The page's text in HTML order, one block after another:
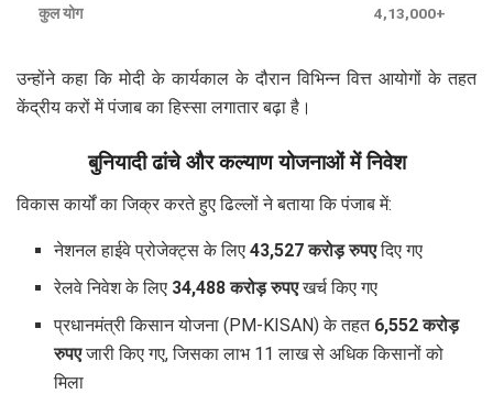
कुल योग 4,13,000+
उन्होंने कहा कि मोदी के कार्यकाल के दौरान विभिन्न वित्त आयोगों के तहत
केंद्रीय करों में पंजाब का हिस्सा लगातार बढ़ा है।
बुनियादी ढांचे और कल्याण योजनाओं में निवेश
विकास कार्यों का जिक्र करते हुए ढिल्लों ने बताया कि पंजाब में:
नेशनल हाईवे प्रोजेक्ट्स के लिए43,527 करोड़ रुपएदिए गए
रेलवे निवेश के लिए 34,488 करोड़ रुपएखर्च किए गए
प्रधानमंत्री किसान योजना (PM-KISAN) के तहत 6,552 करोड़
रुपएजारी किए गए, जिसका लाभ 11 लाख से अधिक किसानों को
मिला